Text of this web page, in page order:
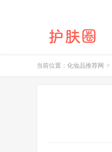
当前位置： 化妆品推荐网 >